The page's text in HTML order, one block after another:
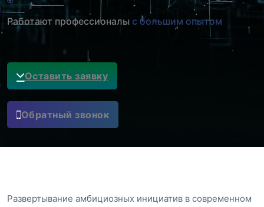
Работают профессионалы с большим опытом
Оставить заявку
Обратный звонок
Развертывание амбициозных инициатив в современном